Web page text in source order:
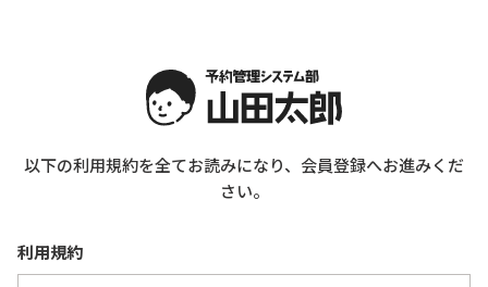
以下の利用規約を全てお読みになり、会員登録へお進みくだ
さい。
利用規約